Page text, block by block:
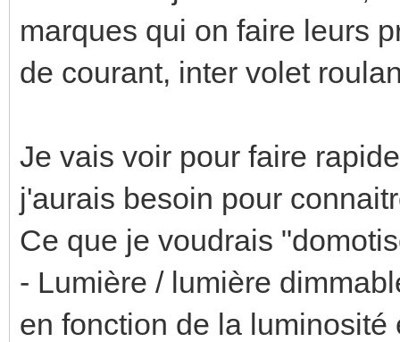
marques qui on faire leurs
de courant, inter volet
Je vais voir pour faire
j'aurais besoin pour
Ce que je voudrais
- Lumière / lumière
en fonction de la